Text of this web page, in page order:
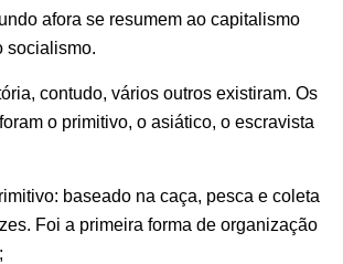
afora se resumem ao capitalismo
socialismo.
contudo, vários outros existiram. Os
o primitivo, o asiático, o escravista
baseado na caça, pesca e coleta
Foi a primeira forma de organização